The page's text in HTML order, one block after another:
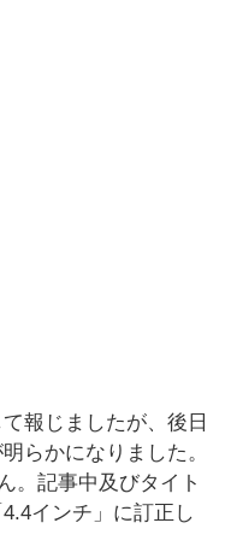
報じましたが、後日
らかになりました。
。記事中及びタイト
インチ」に訂正し